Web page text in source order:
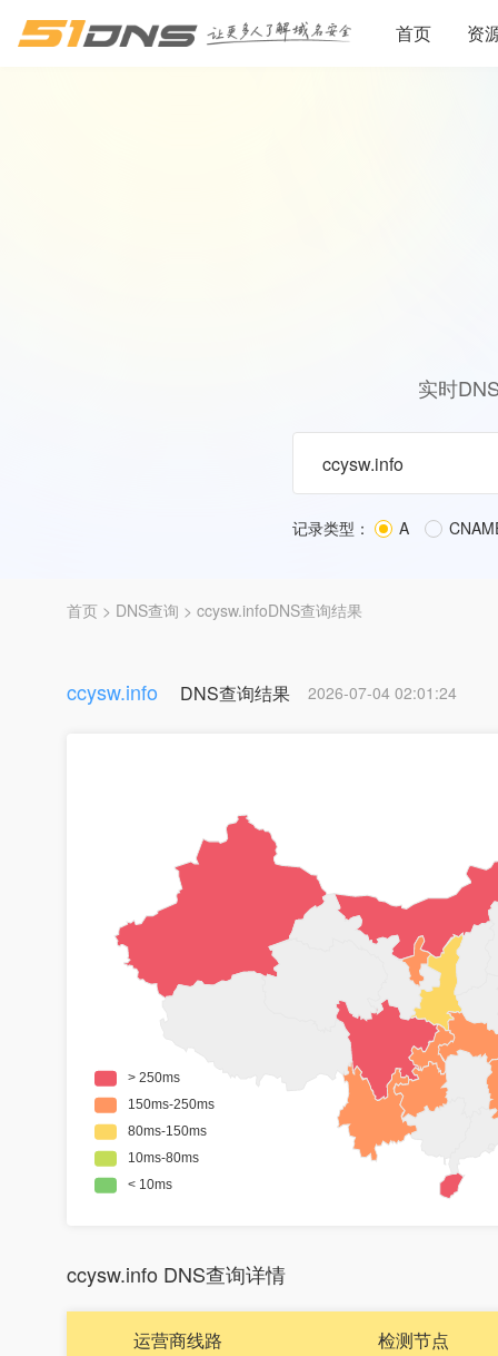
首页 资
实时
记录类型： A
首页 > DNS查询 > ccysw.infoDNS查询结果
ccysw.info DNS查询结果 2026-07-04 02:01:24
ccysw.info DNS查询详情
运营商线路 检测节点